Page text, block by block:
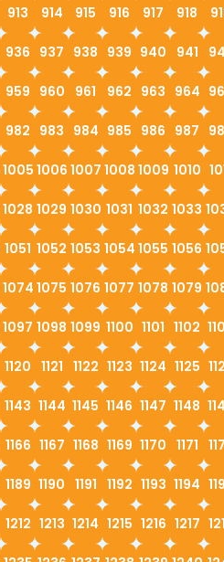
913 914 915 916 917 918
936 937 938 939 940 941
959 960 961 962 963 964
982 983 984 985 986 987
1005 1006 1007 1008 1009 1010
1028 1029 1030 1031 1032 1033
1051 1052 1053 1054 1055 1056
1074 1075 1076 1077 1078 1079
1097 1098 1099 1100 1101 1102
1120 1121 1122 1123 1124 1125
1143 1144 1145 1146 1147 1148
1166 1167 1168 1169 1170 1171
1189 1190 1191 1192 1193 1194
1212 1213 1214 1215 1216 1217